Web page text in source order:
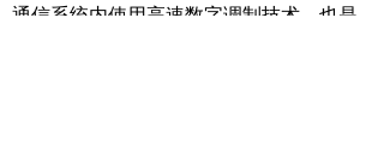
通信系统内使用高速数字调制技术，也是